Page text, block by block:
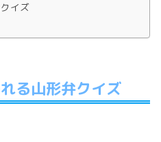
イズ
る山形弁クイズ